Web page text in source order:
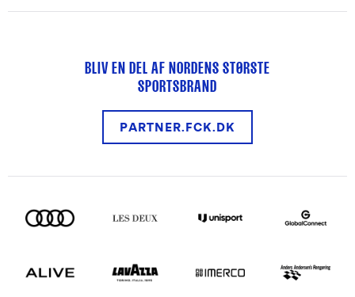
BLIV EN DEL AF NORDENS STØRSTE
SPORTSBRAND
PARTNER.FCK.DK